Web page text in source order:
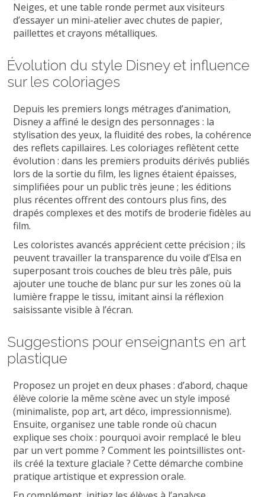
Neiges, et une table ronde permet aux visiteurs
d’essayer un mini-atelier avec chutes de papier,
paillettes et crayons métalliques.
Évolution du style Disney et influence
sur les coloriages
Depuis les premiers longs métrages d’animation,
Disney a affiné le design des personnages : la
stylisation des yeux, la fluidité des robes, la cohérence
des reflets capillaires. Les coloriages reflètent cette
évolution : dans les premiers produits dérivés publiés
lors de la sortie du film, les lignes étaient épaisses,
simplifiées pour un public très jeune ; les éditions
plus récentes offrent des contours plus fins, des
drapés complexes et des motifs de broderie fidèles au
film.
Les coloristes avancés apprécient cette précision ; ils
peuvent travailler la transparence du voile d’Elsa en
superposant trois couches de bleu très pâle, puis
ajouter une touche de blanc pur sur les zones où la
lumière frappe le tissu, imitant ainsi la réflexion
saisissante visible à l’écran.
Suggestions pour enseignants en art
plastique
Proposez un projet en deux phases : d’abord, chaque
élève colorie la même scène avec un style imposé
(minimaliste, pop art, art déco, impressionnisme).
Ensuite, organisez une table ronde où chacun
explique ses choix : pourquoi avoir remplacé le bleu
par un vert pomme ? Comment les pointsillistes ont-
ils créé la texture glaciale ? Cette démarche combine
pratique artistique et expression orale.